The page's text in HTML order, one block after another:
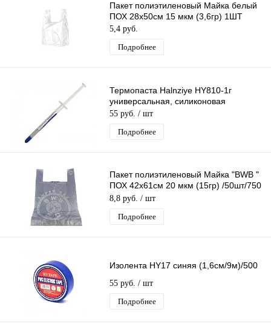
Пакет полиэтиленовый Майка белый
ПОХ 28х50см 15 мкм (3,6гр) 1ШТ
5,4 руб.
Подробнее
Термопаста Halnziye HY810-1г
универсальная, силиконовая
55 руб. / шт
Подробнее
Пакет полиэтиленовый Майка "BWB "
ПОХ 42х61см 20 мкм (15гр) /50шт/750
шт*меш, 1ШТ.
8,8 руб. / шт
Подробнее
Изолента HY17 синяя (1,6см/9м)/500
55 руб. / шт
Подробнее